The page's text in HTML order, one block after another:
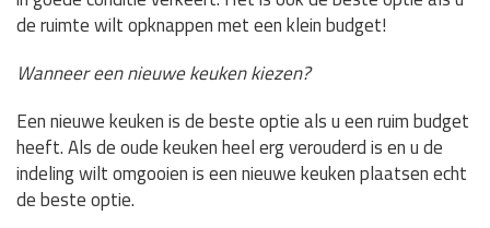
de ruimte wilt opknappen met een klein budget!
Wanneer een nieuwe keuken kiezen?
Een nieuwe keuken is de beste optie als u een ruim budget
heeft. Als de oude keuken heel erg verouderd is en u de
indeling wilt omgooien is een nieuwe keuken plaatsen echt
de beste optie.